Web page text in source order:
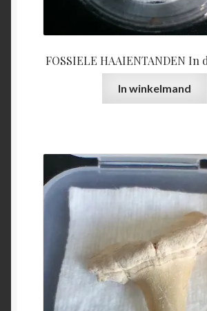
FOSSIELE HAAIENTANDEN In
In winkelmand